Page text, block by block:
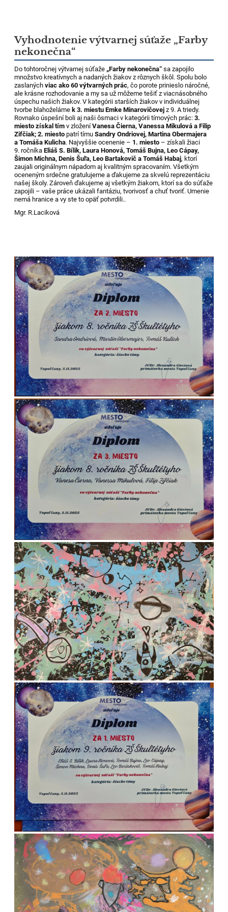
Vyhodnotenie výtvarnej súťaže „Farby
nekonečna“
Do tohtoročnej výtvarnej súťaže „Farby nekonečna“ sa zapojilo
množstvo kreatívnych a nadaných žiakov z rôznych škôl. Spolu bolo
zaslanýchviac ako 60 výtvarných prác, čo porote prinieslo náročné,
ale krásne rozhodovanie a my sa už môžeme tešiť z viacnásobného
úspechu našich žiakov. V kategórii starších žiakov v individuálnej
tvorbe blahoželáme k 3. miestu Emke Minarovičovej z 9. A triedy.
Rovnako úspešní boli aj naši ôsmaci v kategórii tímových prác:3.
miesto získal tím v zloženíVanesa Čierna, Vanessa Mikulová a Filip
Zifčiak; 2. miesto patrí tímuSandry Ondriovej, Martina Obermajera
a Tomáša Kulicha. Najvyššie ocenenie – 1. miesto – získali žiaci
9. ročníkaEliáš S. Bílik, Laura Honová, Tomáš Bujna, Leo Cápay,
Šimon Michna, Denis Šuľa, Leo Bartakovič a Tomáš Habaj, ktorí
zaujali originálnym nápadom aj kvalitným spracovaním. Všetkým
oceneným srdečne gratulujeme a ďakujeme za skvelú reprezentáciu
našej školy. Zároveň ďakujeme aj všetkým žiakom, ktorí sa do súťaže
zapojili – vaše práce ukázali fantáziu, tvorivosť a chuť tvoriť. Umenie
nemá hranice a vy ste to opäť potvrdili..
Mgr. R.Laciková